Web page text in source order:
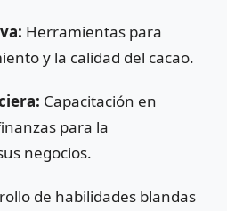
Herramientas para
y la calidad del cacao.
Capacitación en
para la
negocios.
de habilidades blandas